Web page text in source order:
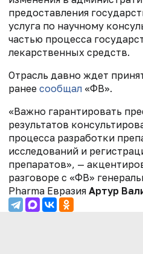
предоставления
услуга по научному
частью процесса
лекарственных средств.
Отрасль давно ждет
ранее сообщал «ФВ».
«Важно гарантировать
результатов
процесса разработки
исследований и
препаратов», —
разговоре с «ФВ»
Pharma Евразия Артур